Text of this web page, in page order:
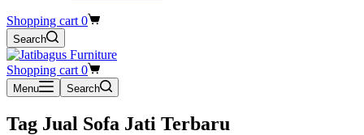
Shopping cart 0
Search
Shopping cart 0
Menu Search
Tag Jual Sofa Jati Terbaru